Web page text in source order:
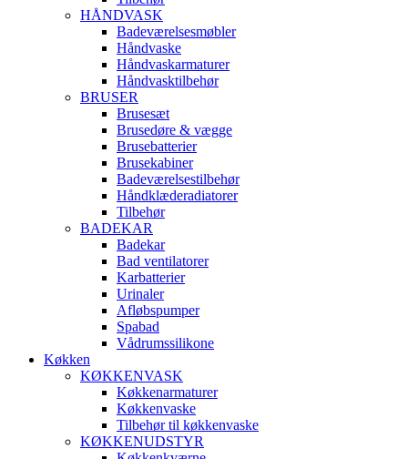
HÅNDVASK
Badeværelsesmøbler
Håndvaske
Håndvaskarmaturer
Håndvasktilbehør
BRUSER
Brusesæt
Brusedøre & vægge
Brusebatterier
Brusekabiner
Badeværelsestilbehør
Håndklæderadiatorer
Tilbehør
BADEKAR
Badekar
Bad ventilatorer
Karbatterier
Urinaler
Afløbspumper
Spabad
Vådrumssilikone
Køkken
KØKKENVASK
Køkkenarmaturer
Køkkenvaske
Tilbehør til køkkenvaske
KØKKENUDSTYR